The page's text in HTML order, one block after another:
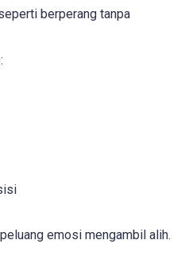
berperang tanpa
emosi mengambil alih.